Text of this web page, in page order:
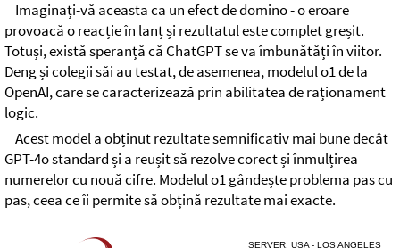
Imaginați-vă aceasta ca un efect de domino - o eroare
provoacă o reacție în lanț și rezultatul este complet greșit.
Totuși, există speranță că ChatGPT se va îmbunătăți în viitor.
Deng și colegii săi au testat, de asemenea, modelul o1 de la
OpenAI, care se caracterizează prin abilitatea de raționament
logic.
Acest model a obținut rezultate semnificativ mai bune decât
GPT-4o standard și a reușit să rezolve corect și înmulțirea
numerelor cu nouă cifre. Modelul o1 gândește problema pas cu
pas, ceea ce îi permite să obțină rezultate mai exacte.